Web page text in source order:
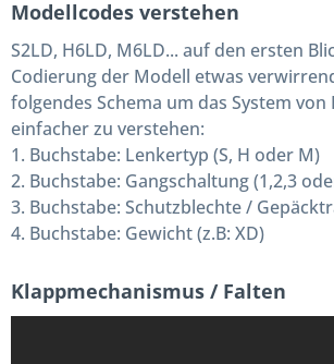
Modellcodes verstehen
S2LD, H6LD, M6LD... auf den ersten
Codierung der Modell etwas
folgendes Schema um das System
einfacher zu verstehen:
1. Buchstabe: Lenkertyp (S, H oder M)
2. Buchstabe: Gangschaltung (1,2,3
3. Buchstabe: Schutzblechte /
4. Buchstabe: Gewicht (z.B: XD)
Klappmechanismus / Falten